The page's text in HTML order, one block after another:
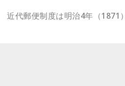
近代郵便制度は明治4年（1871